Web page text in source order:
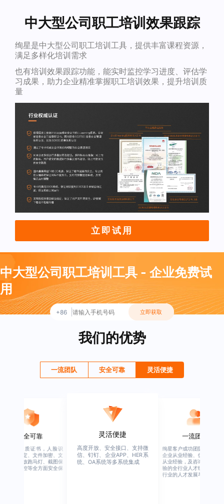
中大型公司职工培训效果跟踪
绚星是中大型公司职工培训工具，提供丰富课程资源，
满足多样化培训需求
也有培训效果跟踪功能，能实时监控学习进度、评估学
习成果，助力企业精准掌握职工培训效果，提升培训质
量
立即试用
中大型公司职工培训工具 - 企业免费试
用
+86 立即获取
我们的优势
一流团队 安全可靠 灵活便捷
安全可靠
业权威资质证书，人脸识
、设备绑定、文件加密、文
水印、播放跑马灯、截图保
、权限管控等全方面安全保
灵活便捷
高度开放、安全接口、支持微
信、钉钉、企业APP、HER系
统、OA系统等多系统集成
一流团队
绚星客户成功团队，由有多
企业从业经验、优秀培训机
从业经验，及咨询公司从业
验的全行业人才组成，涉猎
行业的人才发展与培养模块